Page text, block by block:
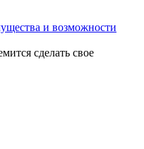
и возможности
сделать свое